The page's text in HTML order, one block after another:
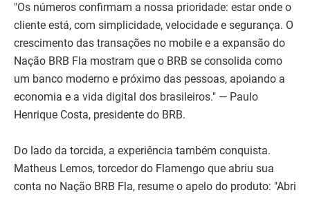
"Os números confirmam a nossa prioridade: estar onde o
cliente está, com simplicidade, velocidade e segurança. O
crescimento das transações no mobile e a expansão do
Nação BRB Fla mostram que o BRB se consolida como
um banco moderno e próximo das pessoas, apoiando a
economia e a vida digital dos brasileiros." — Paulo
Henrique Costa, presidente do BRB.
Do lado da torcida, a experiência também conquista.
Matheus Lemos, torcedor do Flamengo que abriu sua
conta no Nação BRB Fla, resume o apelo do produto: "Abri